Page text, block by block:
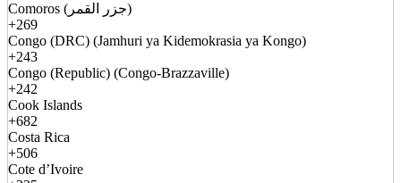
Comoros (جزر القمر)
+269
Congo (DRC) (Jamhuri ya Kidemokrasia ya Kongo)
+243
Congo (Republic) (Congo-Brazzaville)
+242
Cook Islands
+682
Costa Rica
+506
Cote d’Ivoire